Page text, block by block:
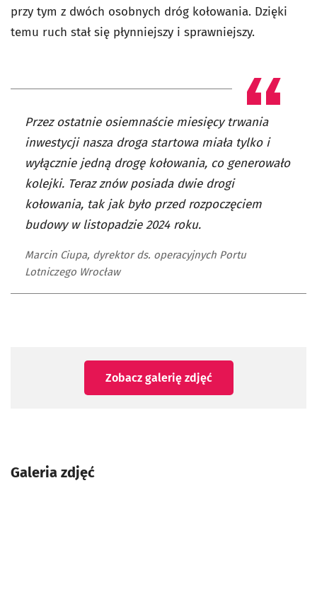
przy tym z dwóch osobnych dróg kołowania. Dzięki
temu ruch stał się płynniejszy i sprawniejszy.
Przez ostatnie osiemnaście miesięcy trwania
inwestycji nasza droga startowa miała tylko i
wyłącznie jedną drogę kołowania, co generowało
kolejki. Teraz znów posiada dwie drogi
kołowania, tak jak było przed rozpoczęciem
budowy w listopadzie 2024 roku.
Marcin Ciupa, dyrektor ds. operacyjnych Portu
Lotniczego Wrocław
Zobacz galerię zdjęć
Galeria zdjęć